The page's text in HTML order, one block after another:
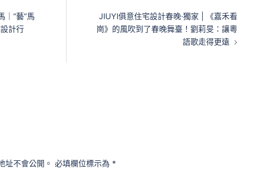
｜“藝”馬
計行
JIUYI俱意住宅設計春晚·獨家 | 《嘉禾看
崗》的風吹到了春晚舞臺！劉莉旻：讓粵
語歌走得更遠
址不會公開。 必填欄位標示為 *